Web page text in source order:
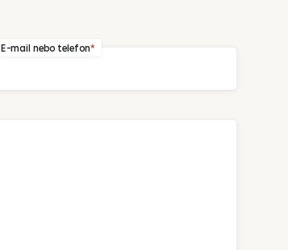
E-mail nebo telefon